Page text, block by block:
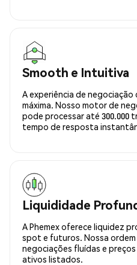
Smooth e Intuitiva
A experiência de
máxima. Nosso motor de
pode processar até 300.000
tempo de resposta
Liquididade
A Phemex oferece liquidez
spot e futuros. Nossa
negociações fluídas e
ativos listados.